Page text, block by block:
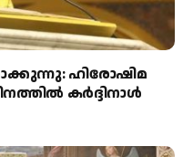
ഹിരോഷിമ
കർദ്ദിനാൾ